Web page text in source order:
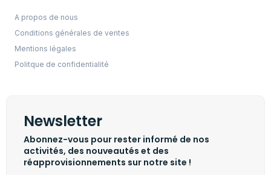
A propos de nous
Conditions générales de ventes
Mentions légales
Politque de confidentialité
Newsletter
Abonnez-vous pour rester informé de nos
activités, des nouveautés et des
réapprovisionnements sur notre site !